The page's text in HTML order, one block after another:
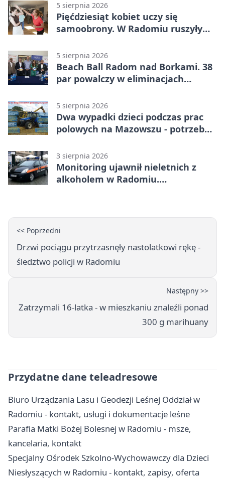
5 sierpnia 2026
Pięćdziesiąt kobiet uczy się
samoobrony. W Radomiu ruszyły
5 sierpnia 2026
Beach Ball Radom nad Borkami. 38
par powalczy w eliminacjach
5 sierpnia 2026
Dwa wypadki dzieci podczas prac
polowych na Mazowszu - potrzebna
3 sierpnia 2026
Monitoring ujawnił nieletnich z
alkoholem w Radomiu.
<< Poprzedni
Drzwi pociągu przytrzasnęły nastolatkowi rękę -
śledztwo policji w Radomiu
Następny >>
Zatrzymali 16-latka - w mieszkaniu znaleźli ponad
300 g marihuany
Przydatne dane teleadresowe
Biuro Urządzania Lasu i Geodezji Leśnej Oddział w
Radomiu - kontakt, usługi i dokumentacje leśne
Parafia Matki Bożej Bolesnej w Radomiu - msze,
kancelaria, kontakt
Specjalny Ośrodek Szkolno-Wychowawczy dla Dzieci
Niesłyszących w Radomiu - kontakt, zapisy, oferta